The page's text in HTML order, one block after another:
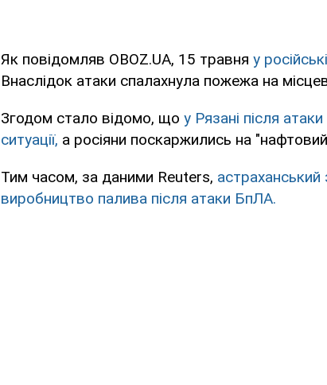
Як повідомляв OBOZ.UA, 15 травня у
Внаслідок атаки спалахнула пожежа на
Згодом стало відомо, що у Рязані після
ситуації, а росіяни поскаржились на
Тим часом, за даними Reuters,
виробництво палива після атаки БпЛА.